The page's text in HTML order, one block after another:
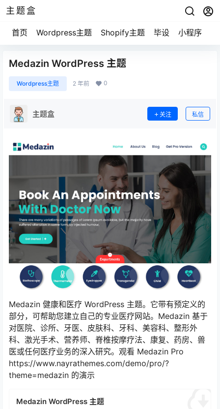
主题盒
首页 Wordpress主题 Shopify主题 毕设 小程序
Medazin WordPress 主题
Wordpress主题 2 年前 0
主题盒 关注 私信
Medazin 健康和医疗 WordPress 主题。它带有预定义的
部分，可帮助您建立自己的专业医疗网站。Medazin 基于
对医院、诊所、牙医、皮肤科、牙科、美容科、整形外
科、激光手术、营养师、脊椎按摩疗法、康复、药房、兽
医或任何医疗业务的深入研究。观看 Medazin Pro
https://www.nayrathemes.com/demo/pro/?
theme=medazin 的演示
Medazin WordPress 主题